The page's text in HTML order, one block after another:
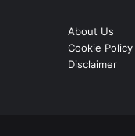
About Us
Cookie Policy
Disclaimer